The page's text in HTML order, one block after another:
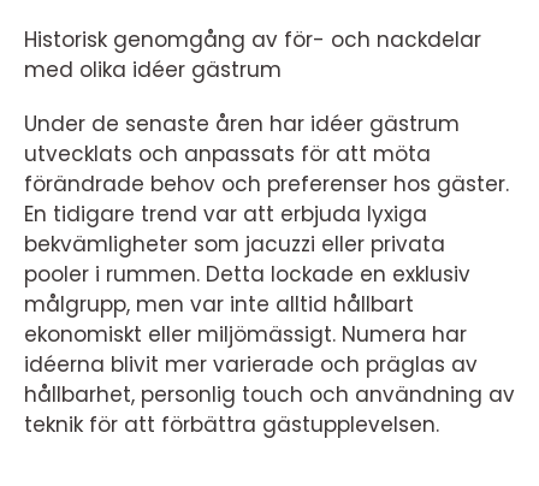
Historisk genomgång av för- och nackdelar
med olika idéer gästrum
Under de senaste åren har idéer gästrum
utvecklats och anpassats för att möta
förändrade behov och preferenser hos gäster.
En tidigare trend var att erbjuda lyxiga
bekvämligheter som jacuzzi eller privata
pooler i rummen. Detta lockade en exklusiv
målgrupp, men var inte alltid hållbart
ekonomiskt eller miljömässigt. Numera har
idéerna blivit mer varierade och präglas av
hållbarhet, personlig touch och användning av
teknik för att förbättra gästupplevelsen.